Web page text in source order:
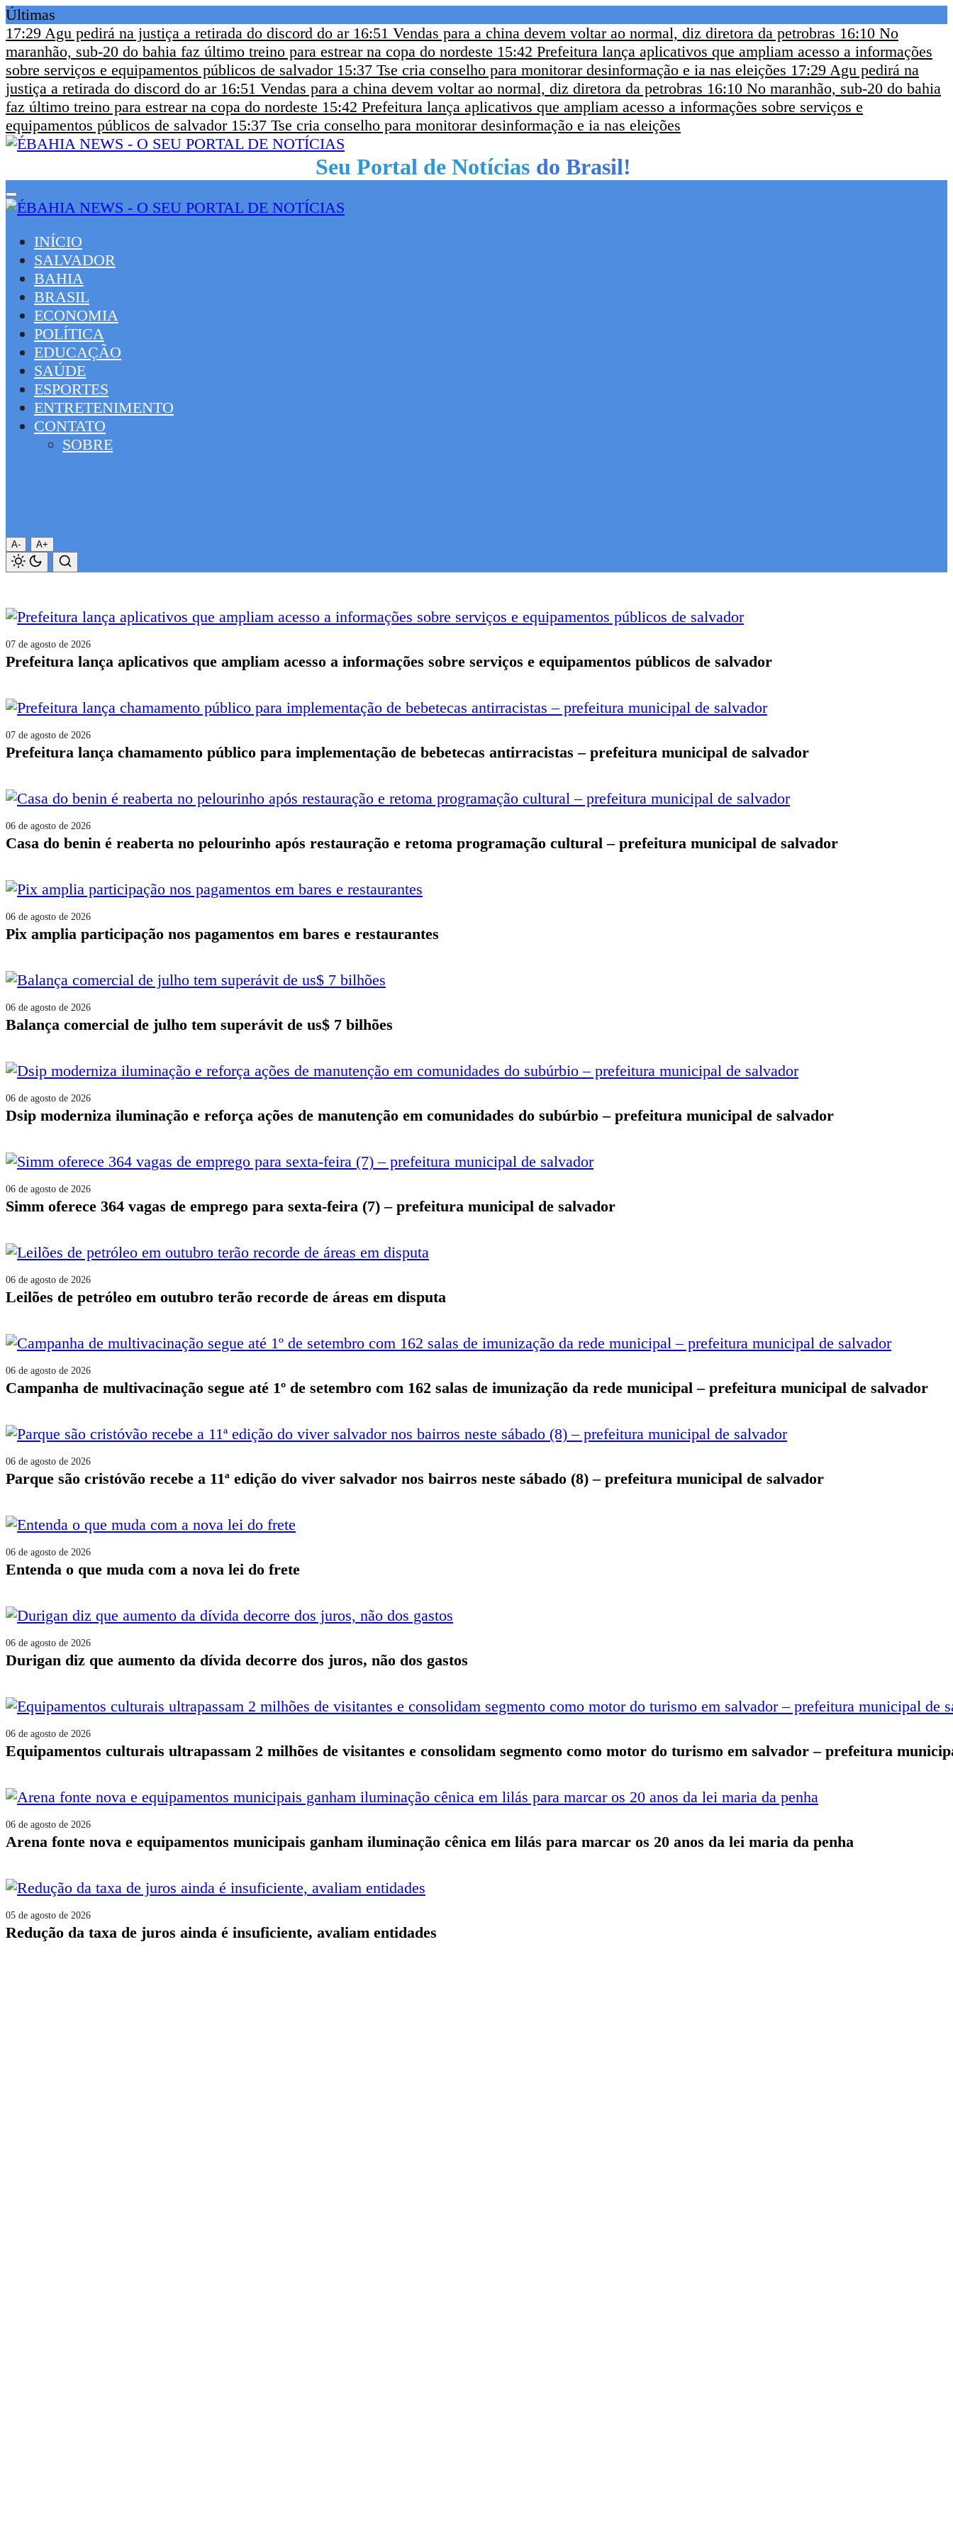
Últimas
17:29 Agu pedirá na justiça a retirada do discord do ar 16:51 Vendas para a china devem voltar ao normal, diz diretora da petrobras 16:10 No
maranhão, sub-20 do bahia faz último treino para estrear na copa do nordeste 15:42 Prefeitura lança aplicativos que ampliam acesso a informações
sobre serviços e equipamentos públicos de salvador 15:37 Tse cria conselho para monitorar desinformação e ia nas eleições 17:29 Agu pedirá na
justiça a retirada do discord do ar 16:51 Vendas para a china devem voltar ao normal, diz diretora da petrobras 16:10 No maranhão, sub-20 do bahia
faz último treino para estrear na copa do nordeste 15:42 Prefeitura lança aplicativos que ampliam acesso a informações sobre serviços e
equipamentos públicos de salvador 15:37 Tse cria conselho para monitorar desinformação e ia nas eleições
Seu Portal de Notícias do Brasil!
INÍCIO
SALVADOR
BAHIA
BRASIL
ECONOMIA
POLÍTICA
EDUCAÇÃO
SAÚDE
ESPORTES
ENTRETENIMENTO
CONTATO
SOBRE
A- A+
07 de agosto de 2026
prefeitura lança aplicativos que ampliam acesso a informações sobre serviços e equipamentos públicos de salvador
07 de agosto de 2026
prefeitura lança chamamento público para implementação de bebetecas antirracistas – prefeitura municipal de salvador
06 de agosto de 2026
casa do benin é reaberta no pelourinho após restauração e retoma programação cultural – prefeitura municipal de salvador
06 de agosto de 2026
pix amplia participação nos pagamentos em bares e restaurantes
06 de agosto de 2026
balança comercial de julho tem superávit de us$ 7 bilhões
06 de agosto de 2026
dsip moderniza iluminação e reforça ações de manutenção em comunidades do subúrbio – prefeitura municipal de salvador
06 de agosto de 2026
simm oferece 364 vagas de emprego para sexta-feira (7) – prefeitura municipal de salvador
06 de agosto de 2026
leilões de petróleo em outubro terão recorde de áreas em disputa
06 de agosto de 2026
campanha de multivacinação segue até 1º de setembro com 162 salas de imunização da rede municipal – prefeitura municipal de salvador
06 de agosto de 2026
parque são cristóvão recebe a 11ª edição do viver salvador nos bairros neste sábado (8) – prefeitura municipal de salvador
06 de agosto de 2026
entenda o que muda com a nova lei do frete
06 de agosto de 2026
durigan diz que aumento da dívida decorre dos juros, não dos gastos
06 de agosto de 2026
equipamentos culturais ultrapassam 2 milhões de visitantes e consolidam segmento como motor do turismo em salvador – prefeitura
06 de agosto de 2026
arena fonte nova e equipamentos municipais ganham iluminação cênica em lilás para marcar os 20 anos da lei maria da penha
05 de agosto de 2026
redução da taxa de juros ainda é insuficiente, avaliam entidades